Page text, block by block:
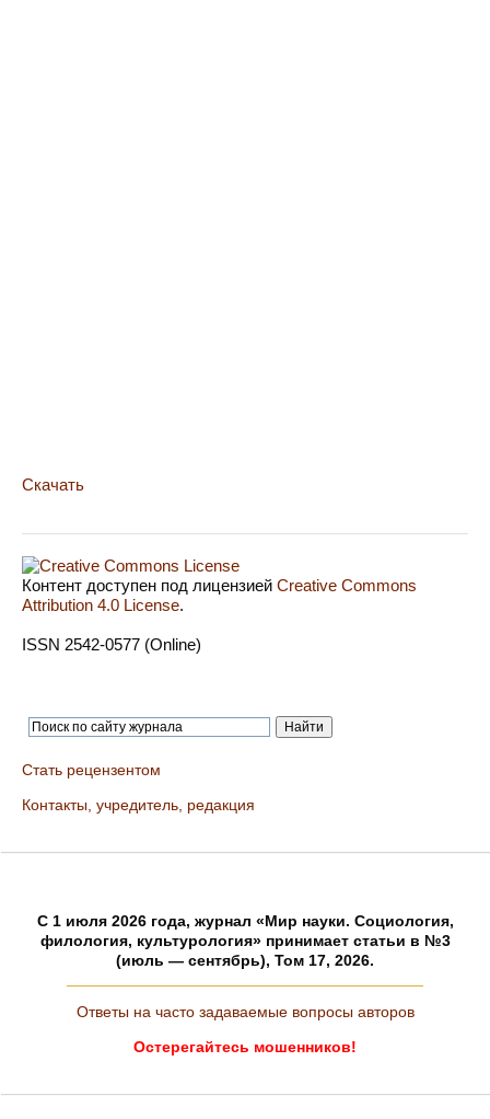
Скачать
Контент доступен под лицензией Creative Commons
Attribution 4.0 License.
ISSN 2542-0577 (Online)
Стать рецензентом
Контакты, учредитель, редакция
C 1 июля 2026 года, журнал «Мир науки. Социология,
филология, культурология» принимает статьи в №3
(июль — сентябрь), Том 17, 2026.
Ответы на часто задаваемые вопросы авторов
Остерегайтесь мошенников!